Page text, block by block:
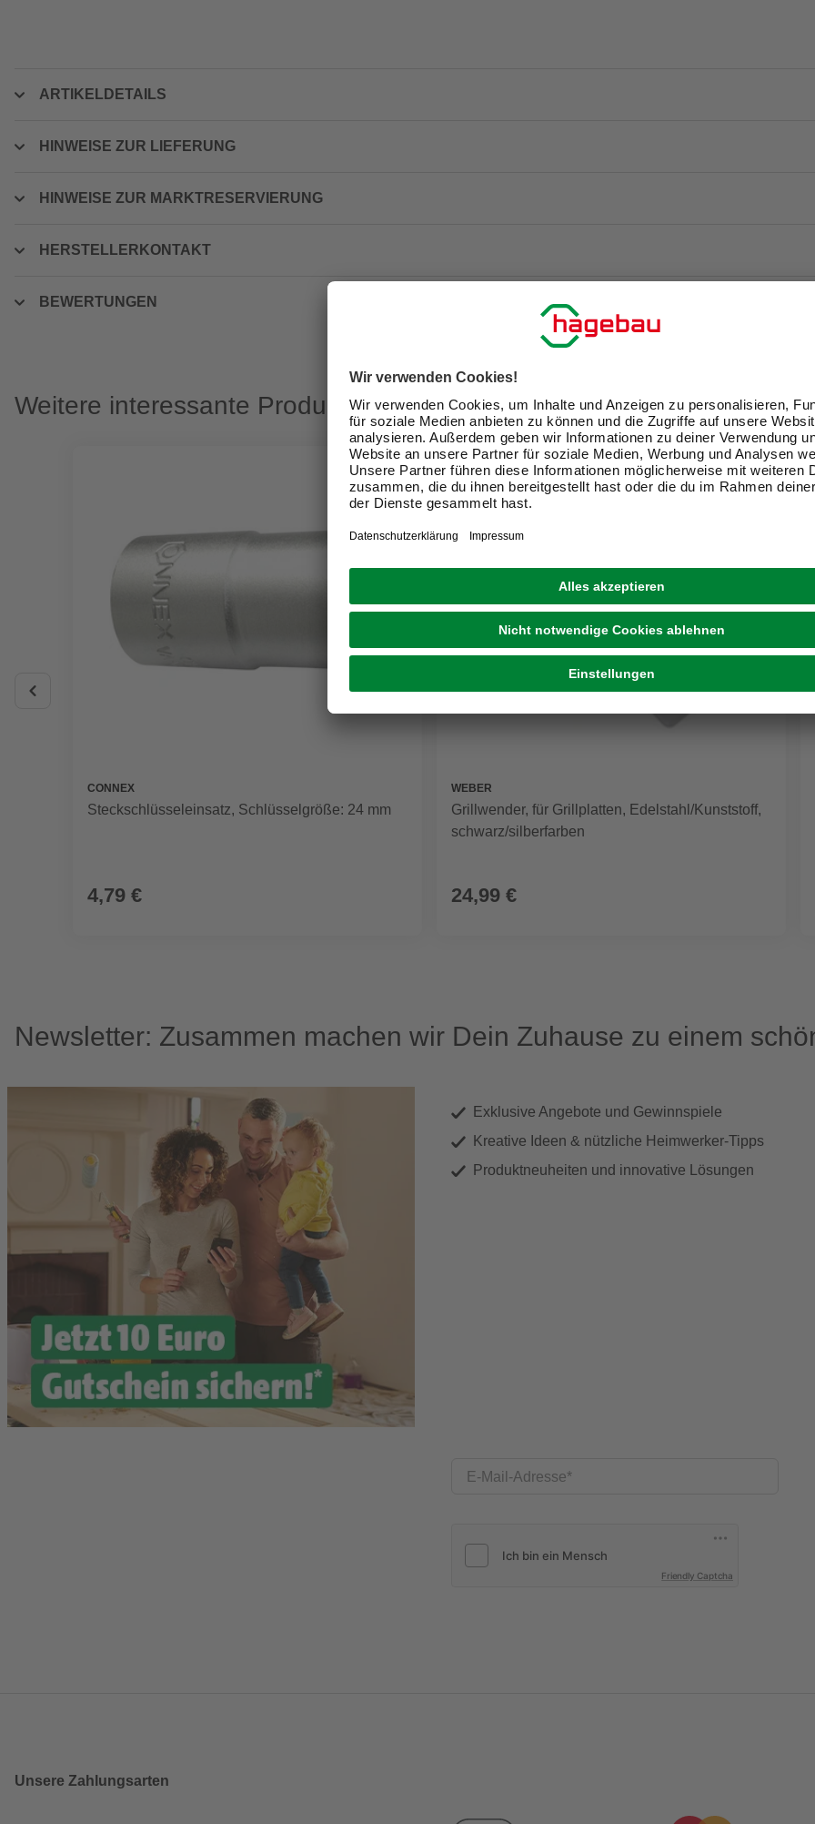
ARTIKELDETAILS
HINWEISE ZUR LIEFERUNG
HINWEISE ZUR MARKTRESERVIERUNG
HERSTELLERKONTAKT
BEWERTUNGEN
Weitere interessante Produkte
CONNEX
Steckschlüsseleinsatz, Schlüsselgröße: 24 mm
4,79 €
WEBER
Grillwender, für Grillplatten, Edelstahl/Kunststoff,
schwarz/silberfarben
24,99 €
Newsletter: Zusammen machen wir Dein Zuhause zu einem
Exklusive Angebote und Gewinnspiele
Kreative Ideen & nützliche Heimwerker-Tipps
Produktneuheiten und innovative Lösungen
E-Mail-Adresse
Friendly Captcha
Unsere Zahlungsarten